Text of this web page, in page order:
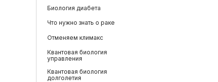
Что нужно знать о раке
Отменяем климакс
Квантовая биология
управления
Квантовая биология
долголетия
Биология диабета